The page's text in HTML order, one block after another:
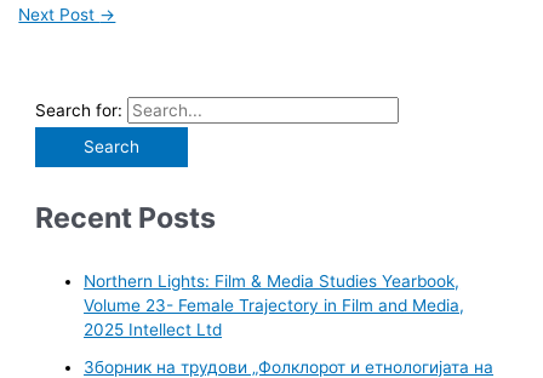
Next Post →
Search for:
Recent Posts
Northern Lights: Film & Media Studies Yearbook,
Volume 23- Female Trajectory in Film and Media,
2025 Intellect Ltd
Зборник на трудови „Фолклорот и етнологијата на